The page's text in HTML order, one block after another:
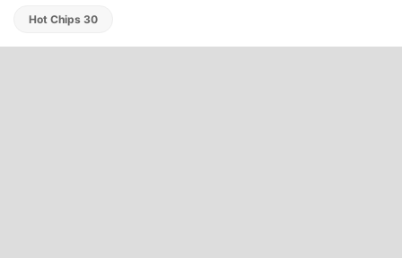
Hot Chips 30